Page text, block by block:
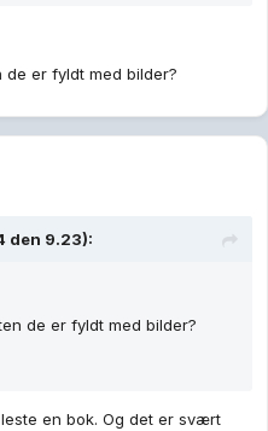
er fyldt med bilder?
den 9.23):
de er fyldt med bilder?
en bok. Og det er svært